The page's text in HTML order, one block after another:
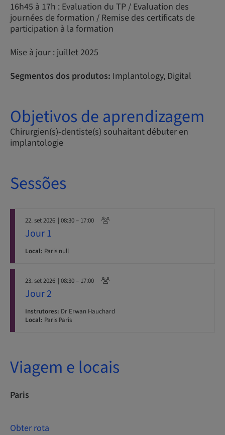
16h45 à 17h : Evaluation du TP / Evaluation des
journées de formation / Remise des certificats de
participation à la formation
Mise à jour : juillet 2025
Segmentos dos produtos: Implantology, Digital
Objetivos de aprendizagem
Chirurgien(s)-dentiste(s) souhaitant débuter en
implantologie
Sessões
22. set 2026 | 08:30 – 17:00
Jour 1
Local: Paris null
23. set 2026 | 08:30 – 17:00
Jour 2
Instrutores: Dr Erwan Hauchard
Local: Paris Paris
Viagem e locais
Paris
Obter rota